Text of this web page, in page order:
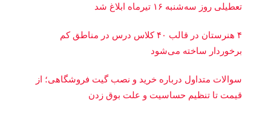
تعطیلی روز سه‌شنبه ۱۶ تیرماه ابلاغ شد
۴ هنرستان در قالب ۴۰ کلاس درس در مناطق کم
برخوردار ساخته می‌شود
سوالات متداول درباره خرید و نصب گیت فروشگاهی؛ از
قیمت تا تنظیم حساسیت و علت بوق زدن